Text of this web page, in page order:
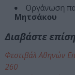
Οργάνωση
Μητσάκου
Διαβάστε
Φεστιβάλ Αθηνών
260